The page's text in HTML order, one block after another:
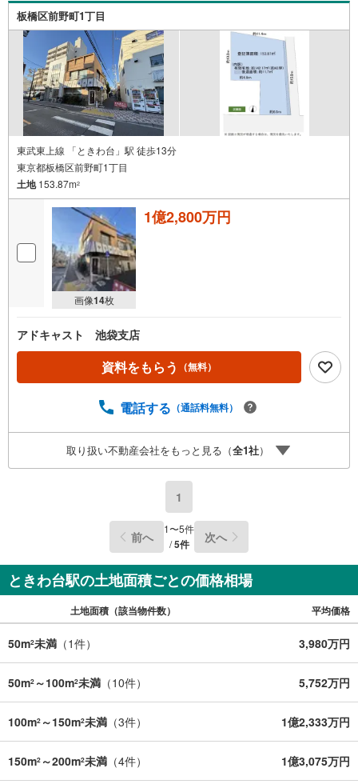
板橋区前野町1丁目
東武東上線 「ときわ台」駅 徒歩13分
東京都板橋区前野町1丁目
土地153.87m2
画像14枚
1億2,800万円
アドキャスト 池袋支店
資料をもらう （無料）
電話する （通話料無料）
取り扱い不動産会社をもっと見る（全1社）
1
前へ 1〜5件
/5件 次へ
ときわ台駅の土地面積ごとの価格相場
土地面積（該当物件数） 平均価格
50m2未満 （1件） 3,980万円
50m2 ～100m2未満 （10件） 5,752万円
100m2 ～150m2未満 （3件） 1億2,333万円
150m2 ～200m2未満 （4件） 1億3,075万円